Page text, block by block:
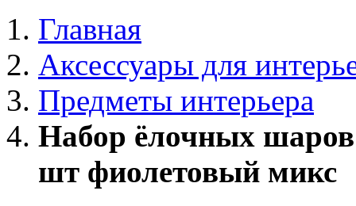
Главная
Аксессуары для
Предметы интерьера
Набор ёлочных
шт фиолетовый микс